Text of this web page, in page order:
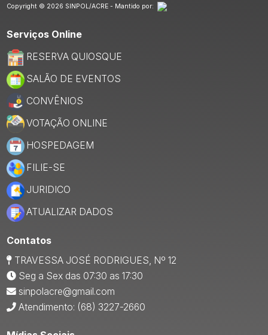
Copyright © 2026 SINPOL/ACRE - Mantido por:
Serviços Online
RESERVA QUIOSQUE
SALÃO DE EVENTOS
CONVÊNIOS
VOTAÇÃO ONLINE
HOSPEDAGEM
FILIE-SE
JURIDICO
ATUALIZAR DADOS
Contatos
TRAVESSA JOSÉ RODRIGUES, Nº 12
Seg a Sex das 07:30 as 17:30
sinpolacre@gmail.com
Atendimento: (68) 3227-2660